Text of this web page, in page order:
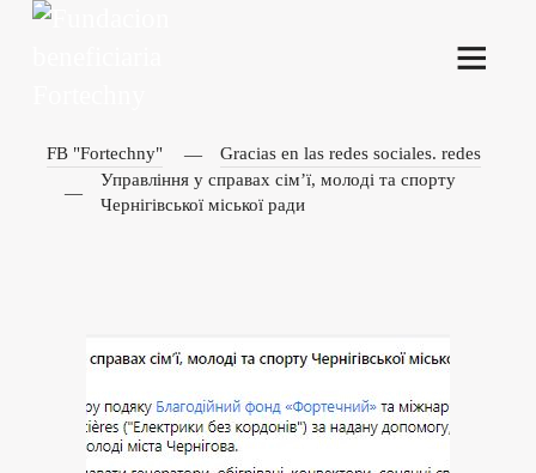
FB "Fortechny"
Gracias en las redes sociales. redes
Управління у справах сім’ї, молоді та спорту
Чернігівської міської ради